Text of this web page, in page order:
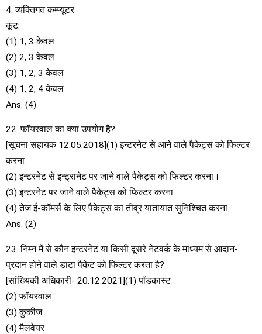
4. व्यक्तिगत कम्प्यूटर
कूट:
(1) 1, 3 केवल
(2) 2, 3 केवल
(3) 1, 2, 3 केवल
(4) 1, 2, 4 केवल
Ans. (4)
22. फॉयरवाल का क्या उपयोग है?
[सूचना सहायक 12.05.2018](1) इन्टरनेट से आने वाले पैकेट्स को फिल्टर
करना
(2) इन्टरनेट से इन्ट्रानेट पर जाने वाले पैकेट्स को फिल्टर करना।
(3) इन्टरनेट पर जाने वाले पैकेट्स को फिल्टर करना
(4) तेज ई-कॉमर्स के लिए पैकेट्स का तीव्र यातायात सुनिश्चित करना
Ans. (2)
23. निम्न में से कौन इन्टरनेट या किसी दूसरे नेटवर्क के माध्यम से आदान-
प्रदान होने वाले डाटा पैकेट को फिल्टर करता है?
[सांख्यिकी अधिकारी- 20.12.2021](1) पॉडकास्ट
(2) फॉयरवाल
(3) कुकीज
(4) मैलवेयर